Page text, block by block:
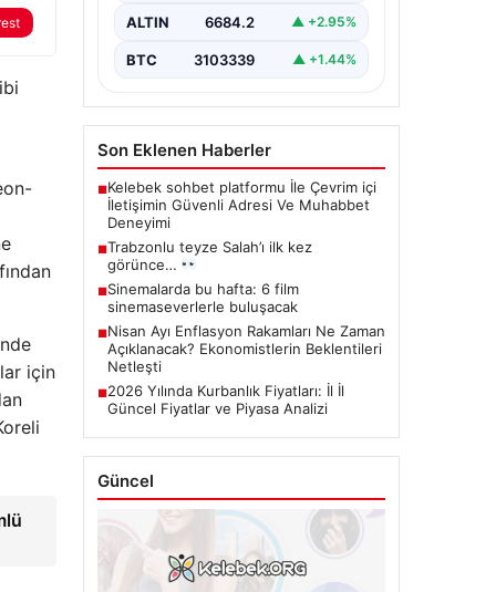
için
ALTIN 6684.2 ▲ +2.95%
BTC 3103339 ▲ +1.44%
Son Eklenen Haberler
■Kelebek sohbet platformu İle Çevrim içi
İletişimin Güvenli Adresi Ve Muhabbet
Deneyimi
■Trabzonlu teyze Salah’ı ilk kez
görünce…
■Sinemalarda bu hafta: 6 film
sinemaseverlerle buluşacak
■Nisan Ayı Enflasyon Rakamları Ne Zaman
Açıklanacak? Ekonomistlerin Beklentileri
Netleşti
■2026 Yılında Kurbanlık Fiyatları: İl İl
Güncel Fiyatlar ve Piyasa Analizi
Güncel